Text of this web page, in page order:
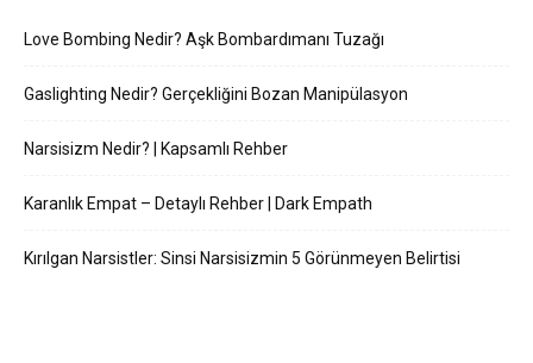
Love Bombing Nedir? Aşk Bombardımanı Tuzağı
Gaslighting Nedir? Gerçekliğini Bozan Manipülasyon
Narsisizm Nedir? | Kapsamlı Rehber
Karanlık Empat – Detaylı Rehber | Dark Empath
Kırılgan Narsistler: Sinsi Narsisizmin 5 Görünmeyen Belirtisi